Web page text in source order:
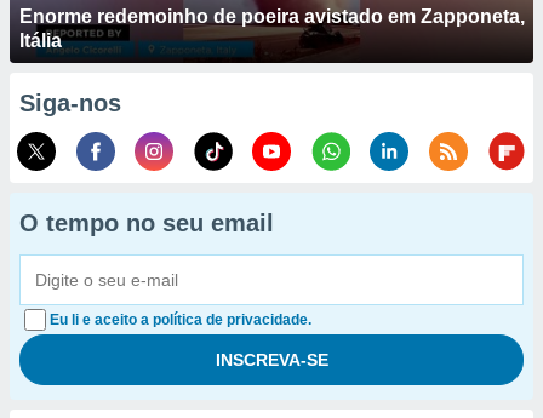
Enorme redemoinho de poeira avistado em Zapponeta,
Itália
Siga-nos
O tempo no seu email
Eu li e aceito a política de privacidade.